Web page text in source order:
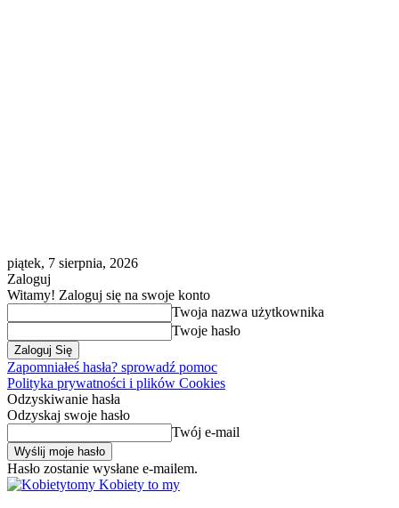
piątek, 7 sierpnia, 2026
Zaloguj
Witamy! Zaloguj się na swoje konto
Twoja nazwa użytkownika
Twoje hasło
Zapomniałeś hasła? sprowadź pomoc
Polityka prywatności i plików Cookies
Odzyskiwanie hasła
Odzyskaj swoje hasło
Twój e-mail
Hasło zostanie wysłane e-mailem.
Kobiety to my